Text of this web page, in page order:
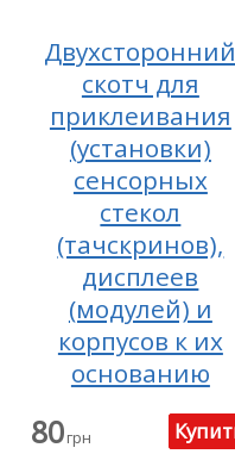
Двухсторонний
скотч для
приклеивания
(установки)
сенсорных
стекол
(тачскринов),
дисплеев
(модулей) и
корпусов к их
основанию
80грн